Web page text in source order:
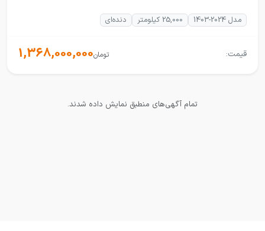
مدل 2024-1403 25,000 کیلومتر دنده‌ای
قیمت: 1,368,000,000تومان
تمام آگهی‌های منطبق نمایش داده شدند.